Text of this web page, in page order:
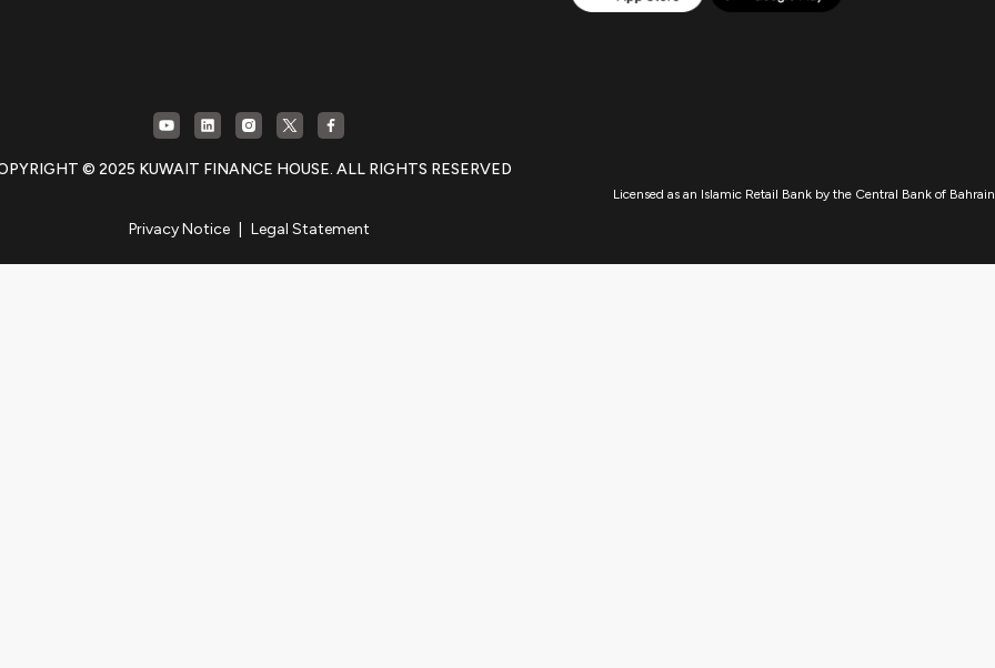
© 2025 KUWAIT FINANCE HOUSE. ALL RIGHTS RESERVED
Licensed as an Islamic Retail Bank by the Central Bank of Bahrain
Privacy Notice Legal Statement